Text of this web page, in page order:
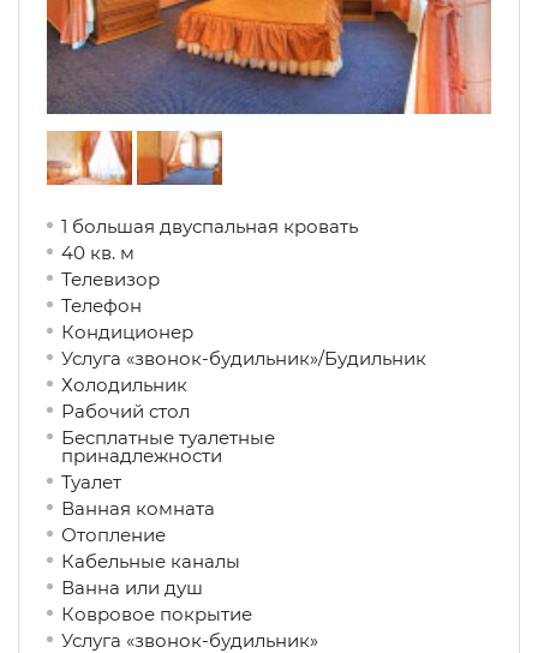
1 большая двуспальная кровать
40 кв. м
Телевизор
Телефон
Кондиционер
Услуга «звонок-будильник»/Будильник
Холодильник
Рабочий стол
Бесплатные туалетные
принадлежности
Туалет
Ванная комната
Отопление
Кабельные каналы
Ванна или душ
Ковровое покрытие
Услуга «звонок-будильник»